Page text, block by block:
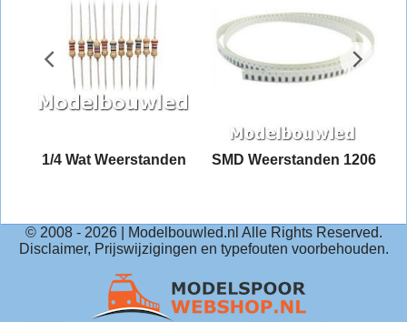
1/4 Wat Weerstanden SMD Weerstanden 1206
© 2008 - 2026| Modelbouwled.nl Alle Rights Reserved.
Disclaimer, Prijswijzigingen en typefouten voorbehouden.